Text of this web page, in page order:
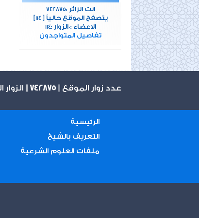
انت الزائر :742875
[يتصفح الموقع حالياً [114
الاعضاء :0الزوار :114
تفاصيل المتواجدون
عدد زوار الموقع || 742875
||
الرئيسية
التعريف بالشيخ
ملفات العلوم الشرعية